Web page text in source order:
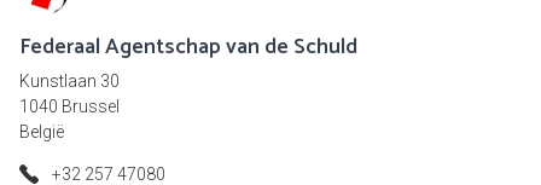
Federaal Agentschap van de Schuld
Kunstlaan 30
1040 Brussel
België
+32 257 47080